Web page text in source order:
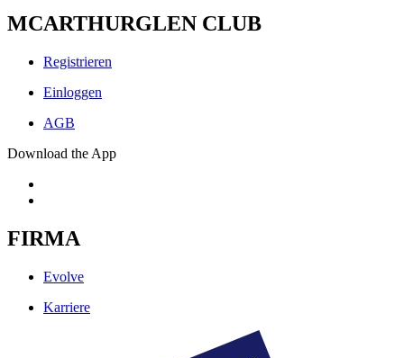
MCARTHURGLEN CLUB
Registrieren
Einloggen
AGB
Download the App
FIRMA
Evolve
Karriere